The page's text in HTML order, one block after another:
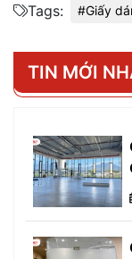
Tags: #Giấy
TIN MỚI